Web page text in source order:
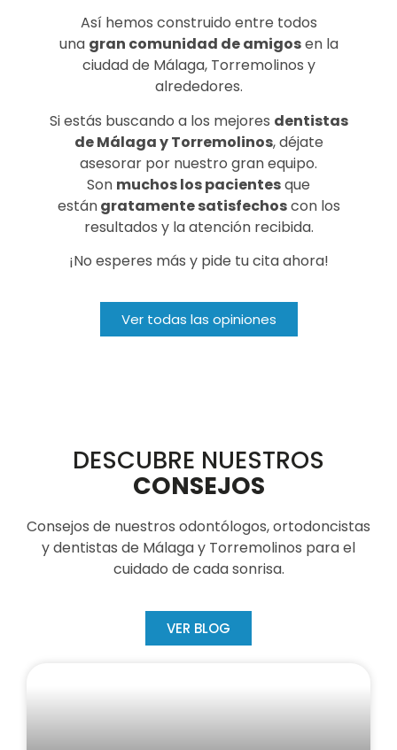
Así hemos construido entre todos
una gran comunidad de amigosen la
ciudad de Málaga, Torremolinos y
alrededores.
Si estás buscando a los mejores dentistas
de Málaga y Torremolinos, déjate
asesorar por nuestro gran equipo.
Son muchos los pacientesque
estángratamente satisfechoscon los
resultados y la atención recibida.
¡No esperes más y pide tu cita ahora!
Ver todas las opiniones
DESCUBRE NUESTROS
CONSEJOS
Consejos de nuestros odontólogos, ortodoncistas
y dentistas de Málaga y Torremolinos para el
cuidado de cada sonrisa.
VER BLOG